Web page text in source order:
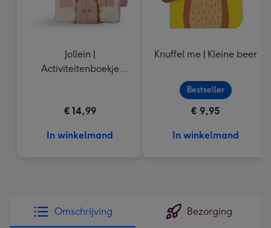
Jollein |
Activiteitenboekje
€ 14,99
In winkelmand
Knuffel me | Kleine beer
Bestseller
€ 9,95
In winkelmand
Omschrijving Bezorging